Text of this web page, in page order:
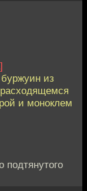
из
и моноклем
подтянутого